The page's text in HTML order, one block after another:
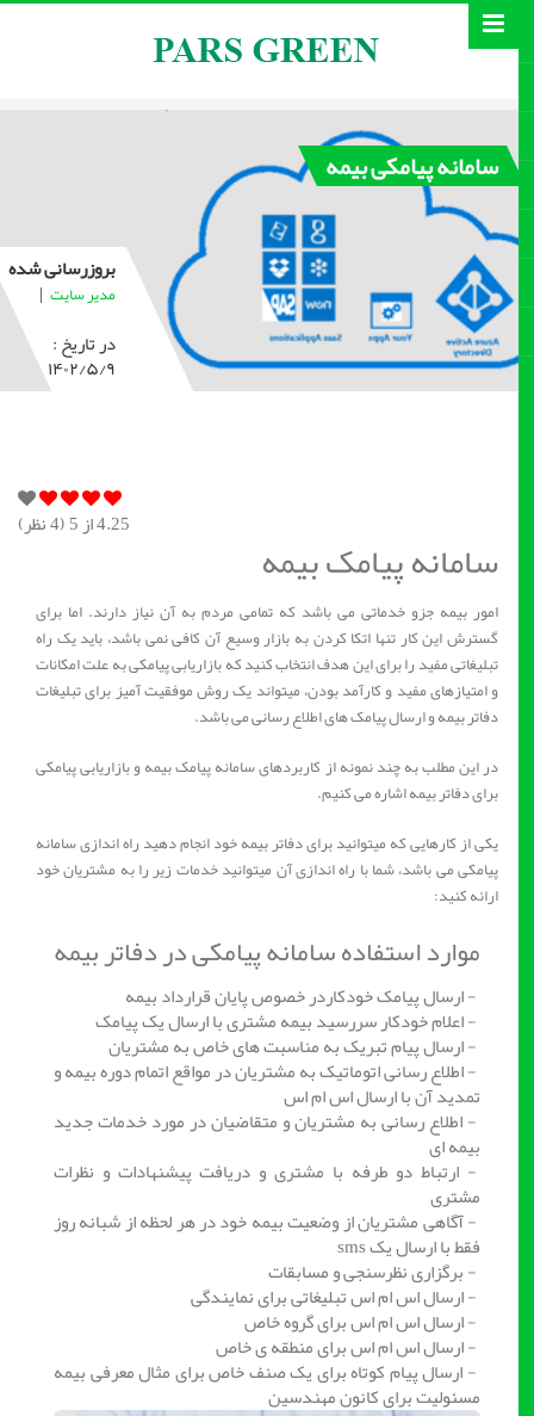
سامانه پیامکی بیمه
بروزرسانی شده
مدیر سایت |
در تاریخ :
۱۴۰۲/۵/۹
4.25از 5 ( 4نظر)
سامانه پیامک بیمه
امور بیمه جزو خدماتی می باشد که تمامی مردم به آن نیاز دارند. اما برای
گسترش این کار تنها اتکا کردن به بازار وسیع آن کافی نمی باشد، باید یک راه
تبلیغاتی مفید را برای این هدف انتخاب کنید که بازاریابی پیامکی به علت امکانات
و امتیازهای مفید و کارآمد بودن، میتواند یک روش موفقیت آمیز برای تبلیغات
دفاتر بیمه و ارسال پیامک های اطلاع رسانی می باشد.
در این مطلب به چند نمونه از کاربردهای سامانه پیامک بیمه و بازاریابی پیامکی
برای دفاتر بیمه اشاره می کنیم.
یکی از کارهایی که میتوانید برای دفاتر بیمه خود انجام دهید راه اندازی سامانه
پیامکی می باشد، شما با راه اندازی آن میتوانید خدمات زیر را به مشتریان خود
ارائه کنید:
موارد استفاده سامانه پیامکی در دفاتر بیمه
- ارسال پیامک خودکاردر خصوص پایان قرارداد بیمه
- اعلام خودکار سررسید بیمه مشتری با ارسال یک پیامک
- ارسال پیام تبریک به مناسبت های خاص به مشتریان
- اطلاع رسانی اتوماتیک به مشتریان در مواقع اتمام دوره بیمه و
تمدید آن با ارسال اس ام اس
- اطلاع رسانی به مشتریان و متقاضیان در مورد خدمات جدید
بیمه ای
- ارتباط دو طرفه با مشتری و دریافت پیشنهادات و نظرات
مشتری
- آگاهی مشتریان از وضعیت بیمه خود در هر لحظه از شبانه روز
فقط با ارسال یک sms
- برگزاری نظرسنجی و مسابقات
- ارسال اس ام اس تبلیغاتی برای نمایندگی
- ارسال اس ام اس برای گروه خاص
- ارسال اس ام اس برای منطقه ی خاص
- ارسال پیام کوتاه برای یک صنف خاص برای مثال معرفی بیمه
مسئولیت برای کانون مهندسین